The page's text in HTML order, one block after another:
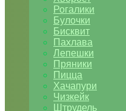
Рогалики
Булочки
Бисквит
Пахлава
Лепешки
Пряники
Пицца
Хачапури
Чизкейк
Штрудель